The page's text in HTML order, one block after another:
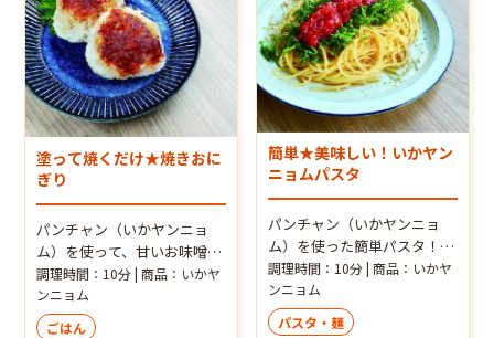
塗って焼くだけ★焼きおに
ぎり
パンチャン（いかヤンニョ
ム）を使って、甘いお味噌の
ようなコク深い味わいに！旨
味しっかり食欲が出るおにぎ
りです！
調理時間：10分 | 商品：いかヤ
ンニョム
ごはん
簡単★美味しい！いかヤン
ニョムパスタ
パンチャン（いかヤンニョ
ム）を使った簡単パスタ！甘
味付けはいかヤンニョムだけ
で簡単なのにお店の味わいで
す♪
調理時間：10分 | 商品：いかヤ
ンニョム
パスタ・麺